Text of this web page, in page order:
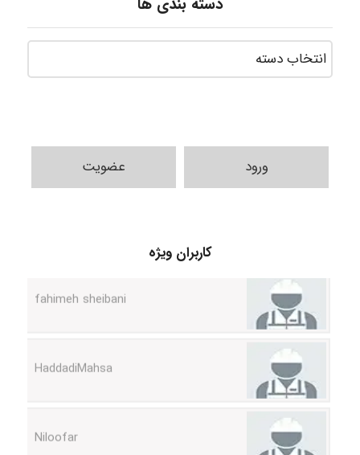
ورود عضویت
کاربران ویژه